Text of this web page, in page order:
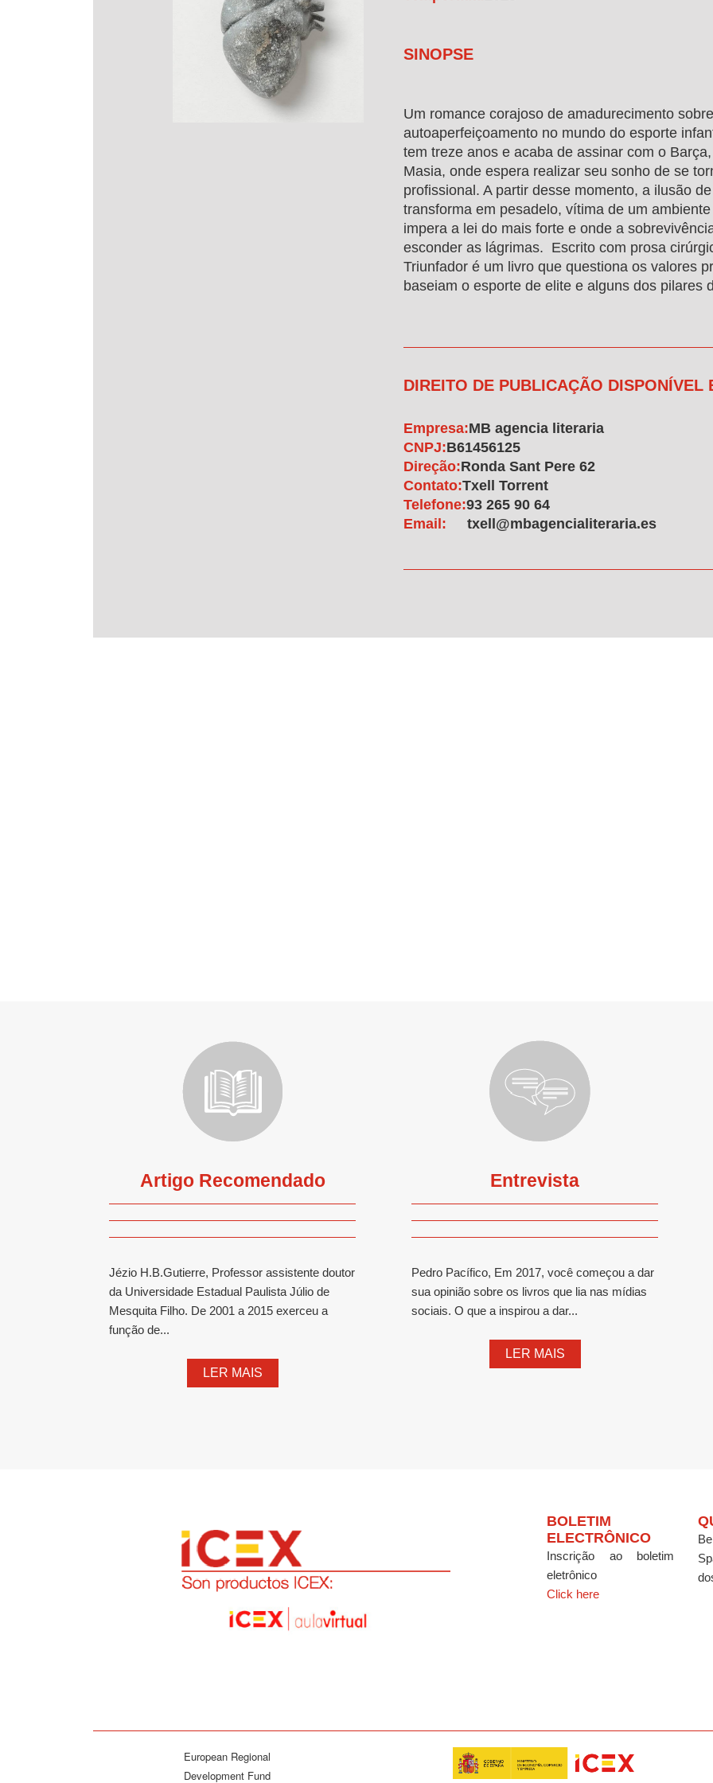
SINOPSE
Um romance corajoso de amadurecimento
autoaperfeiçoamento no mundo do esporte
tem treze anos e acaba de assinar com o
Masia, onde espera realizar seu sonho de se
profissional. A partir desse momento, a ilusão
transforma em pesadelo, vítima de um
impera a lei do mais forte e onde a
esconder as lágrimas. Escrito com prosa
Triunfador é um livro que questiona os valores
baseiam o esporte de elite e alguns dos pilares
DIREITO DE PUBLICAÇÃO DISPONÍVEL
Empresa:MB agencia literaria
CNPJ:B61456125
Direção:Ronda Sant Pere 62
Contato:Txell Torrent
Telefone:93 265 90 64
Email:
txell@mbagencialiteraria.es
Artigo Recomendado
Jézio H.B.Gutierre, Professor assistente doutor
da Universidade Estadual Paulista Júlio de
Mesquita Filho. De 2001 a 2015 exerceu a
função de...
LER MAIS
Entrevista
Pedro Pacífico, Em 2017, você começou a dar
sua opinião sobre os livros que lia nas mídias
sociais. O que a inspirou a dar...
LER MAIS
BOLETIM
ELECTRÔNICO
Inscrição ao boletim
eletrônico
Click here
European Regional
Development Fund